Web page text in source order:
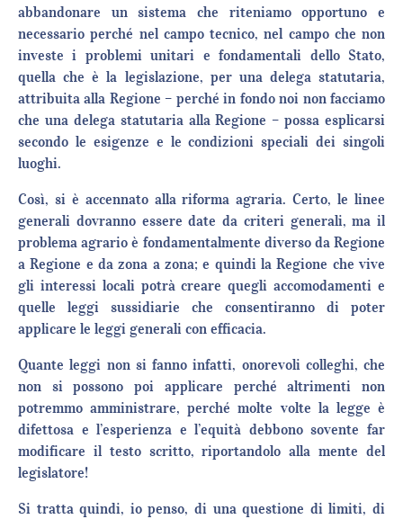
abbandonare un sistema che riteniamo opportuno e
necessario perché nel campo tecnico, nel campo che non
investe i problemi unitari e fondamentali dello Stato,
quella che è la legislazione, per una delega statutaria,
attribuita alla Regione – perché in fondo noi non facciamo
che una delega statutaria alla Regione – possa esplicarsi
secondo le esigenze e le condizioni speciali dei singoli
luoghi.
Così, si è accennato alla riforma agraria. Certo, le linee
generali dovranno essere date da criteri generali, ma il
problema agrario è fondamentalmente diverso da Regione
a Regione e da zona a zona; e quindi la Regione che vive
gli interessi locali potrà creare quegli accomodamenti e
quelle leggi sussidiarie che consentiranno di poter
applicare le leggi generali con efficacia.
Quante leggi non si fanno infatti, onorevoli colleghi, che
non si possono poi applicare perché altrimenti non
potremmo amministrare, perché molte volte la legge è
difettosa e l’esperienza e l’equità debbono sovente far
modificare il testo scritto, riportandolo alla mente del
legislatore!
Si tratta quindi, io penso, di una questione di limiti, di